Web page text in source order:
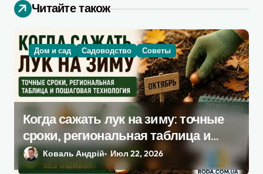
з
а
п
и
с
я
м
Читайте також
Дом и сад Садоводство Советы
Когда сажать лук на зиму: точные
сроки, региональная таблица и
пошаговая инструкция
Коваль Андрій Июл 22, 2026